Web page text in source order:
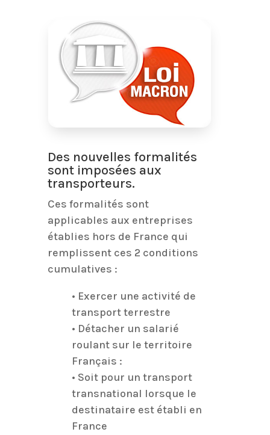
Des nouvelles formalités
sont imposées aux
transporteurs.
Ces formalités sont
applicables aux entreprises
établies hors de France qui
remplissent ces 2 conditions
cumulatives :
• Exercer une activité de
transport terrestre
• Détacher un salarié
roulant sur le territoire
Français :
• Soit pour un transport
transnational lorsque le
destinataire est établi en
France